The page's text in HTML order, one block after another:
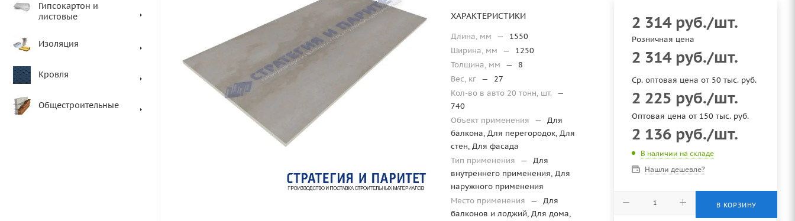
Гипсокартон и
листовые
Изоляция
Кровля
Общестроительные
ХАРАКТЕРИСТИКИ
Длина, мм —
1550
Ширина, мм
—
1250
Толщина, мм
—
8
Вес, кг —
27
Кол-во в авто 20 тонн, шт.
—
740
Объект применения
—
Для
балкона, Для перегородок, Для
стен, Для фасада
Тип применения
—
Для
внутреннего применения, Для
наружного применения
Место применения
—
Для
балконов и лоджий, Для дома,
2 314руб./шт.
Розничная цена
2 314руб./шт.
Ср. оптовая цена от 50 тыс. руб.
2 225 руб./шт.
Оптовая цена от 150 тыс. руб.
2 136 руб./шт.
В наличии на складе
Нашли дешевле?
В КОРЗИНУ